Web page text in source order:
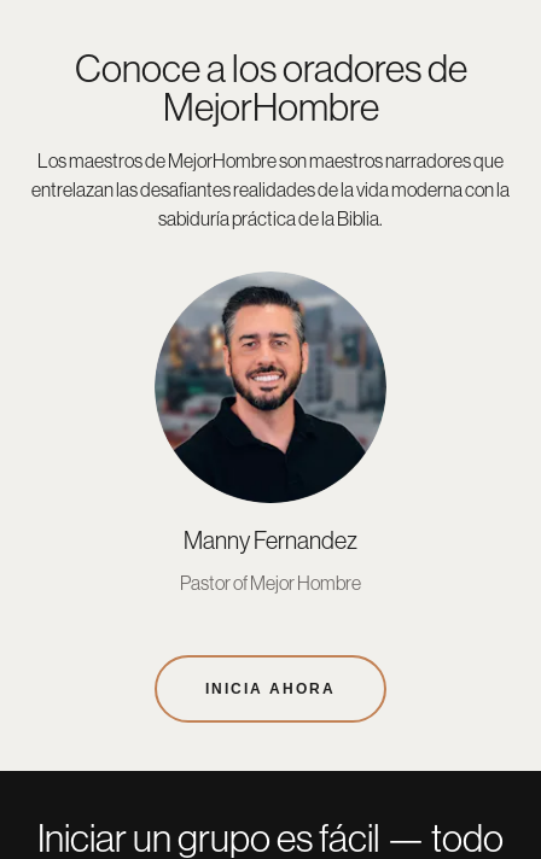
Conoce a los oradores de
MejorHombre
Los maestros de MejorHombre son maestros narradores que
entrelazan las desafiantes realidades de la vida moderna con la
sabiduría práctica de la Biblia.
Manny Fernandez
Pastor of Mejor Hombre
INICIA AHORA
Iniciar un grupo es fácil — todo